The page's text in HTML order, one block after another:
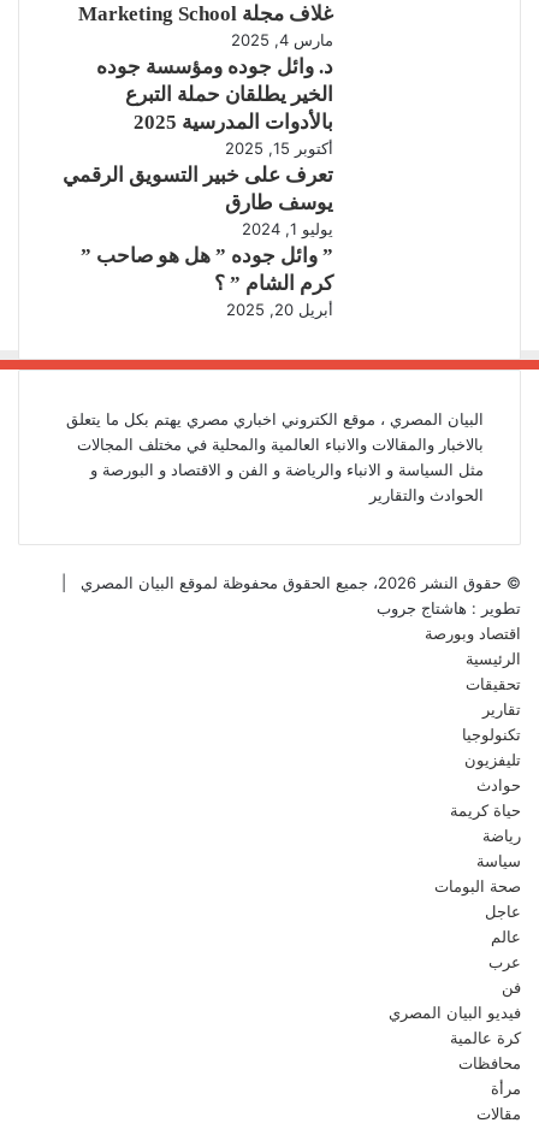
غلاف مجلة Marketing School
مارس 4, 2025
د. وائل جوده ومؤسسة جوده
الخير يطلقان حملة التبرع
بالأدوات المدرسية 2025
أكتوبر 15, 2025
تعرف على خبير التسويق الرقمي
يوسف طارق
يوليو 1, 2024
” وائل جوده ” هل هو صاحب ”
كرم الشام ” ؟
أبريل 20, 2025
البيان المصري ، موقع الكتروني اخباري مصري يهتم بكل ما يتعلق
بالاخبار والمقالات والانباء العالمية والمحلية في مختلف المجالات
مثل السياسة و الانباء والرياضة و الفن و الاقتصاد و البورصة و
الحوادث والتقارير
© حقوق النشر 2026، جميع الحقوق محفوظة لموقع البيان المصري |
تطوير : هاشتاج جروب
اقتصاد وبورصة
الرئيسية
تحقيقات
تقارير
تكنولوجيا
تليفزيون
حوادث
حياة كريمة
رياضة
سياسة
صحة البومات
عاجل
عالم
عرب
فن
فيديو البيان المصري
كرة عالمية
محافظات
مرأة
مقالات